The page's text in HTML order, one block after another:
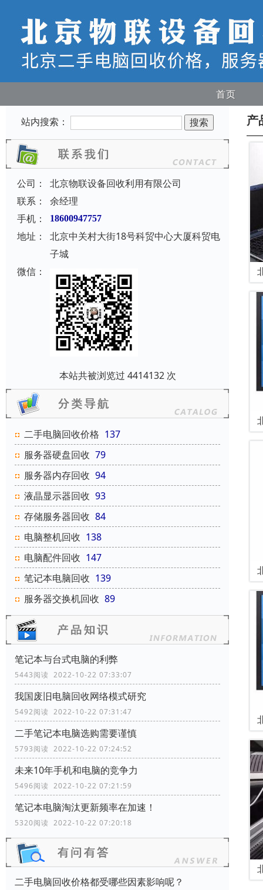
首页
站内搜索：
公司：
北京物联设备回收利用有限公司
联系：
余经理
手机：
18600947757
地址：
北京中关村大街18号科贸中心大厦科贸电
子城
微信：
本站共被浏览过 4414132 次
二手电脑回收价格 137
服务器硬盘回收 79
服务器内存回收 94
液晶显示器回收 93
存储服务器回收 84
电脑整机回收 138
电脑配件回收 147
笔记本电脑回收 139
服务器交换机回收 89
笔记本与台式电脑的利弊
5443阅读 2022-10-22 07:33:07
我国废旧电脑回收网络模式研究
5492阅读 2022-10-22 07:31:47
二手笔记本电脑选购需要谨慎
5793阅读 2022-10-22 07:24:52
未来10年手机和电脑的竞争力
5496阅读 2022-10-22 07:21:59
笔记本电脑淘汰更新频率在加速！
5320阅读 2022-10-22 07:20:18
二手电脑回收价格都受哪些因素影响呢？
产